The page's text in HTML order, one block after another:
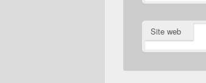
Site web